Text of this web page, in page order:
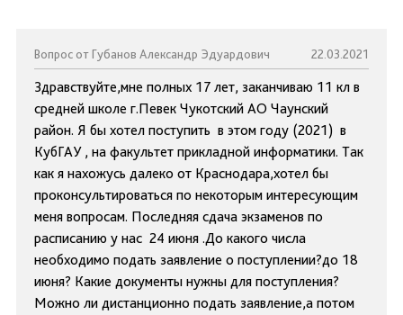
Вопрос от Губанов Александр Эдуардович 22.03.2021
Здравствуйте,мне полных 17 лет, заканчиваю 11 кл в
средней школе г.Певек Чукотский АО Чаунский
район. Я бы хотел поступить в этом году (2021) в
КубГАУ , на факультет прикладной информатики. Так
как я нахожусь далеко от Краснодара,хотел бы
проконсультироваться по некоторым интересующим
меня вопросам. Последняя сдача экзаменов по
расписанию у нас 24 июня .До какого числа
необходимо подать заявление о поступлении?до 18
июня? Какие документы нужны для поступления?
Можно ли дистанционно подать заявление,а потом